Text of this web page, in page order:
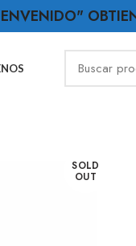
SOLD
OUT